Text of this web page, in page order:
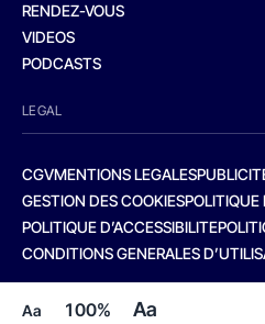
Aa 100% Aa
RENDEZ-VOUS
VIDEOS
PODCASTS
LEGAL
CGVMENTIONS LEGALES
GESTION DES COOKIES
POLITIQUE D’ACCESSIBILITE
CONDITIONS GENERALES